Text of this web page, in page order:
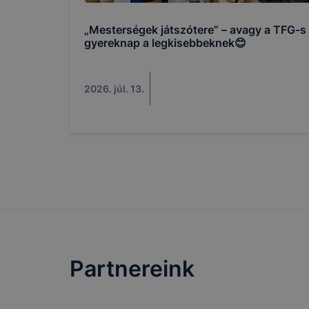
„Mesterségek játszótere” – avagy a TFG-s
gyereknap a legkisebbeknek😊
2026. júl. 13.
Partnereink
honlapunk
tétele, a